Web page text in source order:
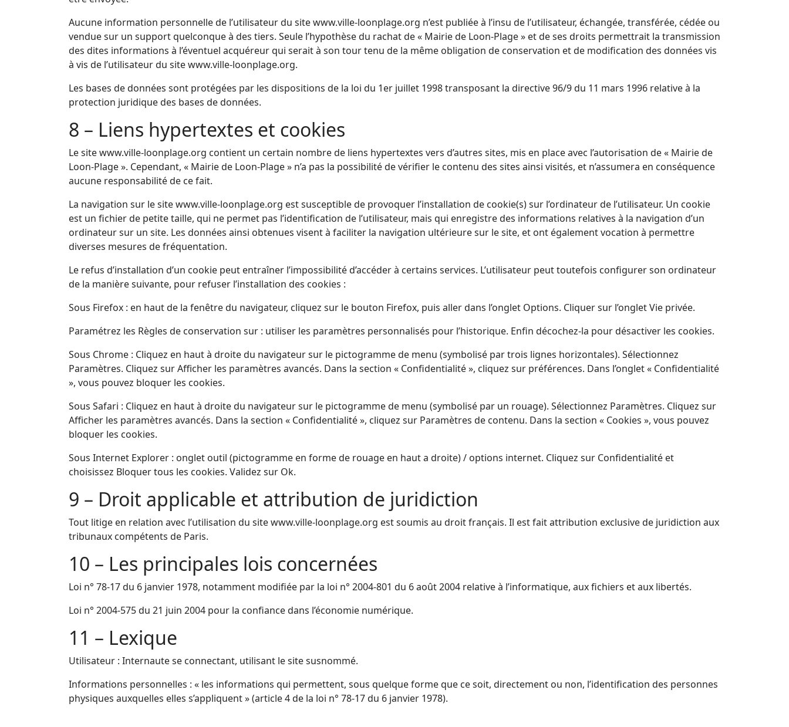
Aucune information personnelle de l’utilisateur du site www.ville-loonplage.org n’est publiée à l’insu de l’utilisateur, échangée, transférée, cédée ou
vendue sur un support quelconque à des tiers. Seule l’hypothèse du rachat de « Mairie de Loon-Plage » et de ses droits permettrait la transmission
des dites informations à l’éventuel acquéreur qui serait à son tour tenu de la même obligation de conservation et de modification des données vis
à vis de l’utilisateur du site www.ville-loonplage.org.
Les bases de données sont protégées par les dispositions de la loi du 1er juillet 1998 transposant la directive 96/9 du 11 mars 1996 relative à la
protection juridique des bases de données.
8 – Liens hypertextes et cookies
Le site www.ville-loonplage.org contient un certain nombre de liens hypertextes vers d’autres sites, mis en place avec l’autorisation de « Mairie de
Loon-Plage ». Cependant, « Mairie de Loon-Plage » n’a pas la possibilité de vérifier le contenu des sites ainsi visités, et n’assumera en conséquence
aucune responsabilité de ce fait.
La navigation sur le site www.ville-loonplage.org est susceptible de provoquer l’installation de cookie(s) sur l’ordinateur de l’utilisateur. Un cookie
est un fichier de petite taille, qui ne permet pas l’identification de l’utilisateur, mais qui enregistre des informations relatives à la navigation d’un
ordinateur sur un site. Les données ainsi obtenues visent à faciliter la navigation ultérieure sur le site, et ont également vocation à permettre
diverses mesures de fréquentation.
Le refus d’installation d’un cookie peut entraîner l’impossibilité d’accéder à certains services. L’utilisateur peut toutefois configurer son ordinateur
de la manière suivante, pour refuser l’installation des cookies :
Sous Firefox : en haut de la fenêtre du navigateur, cliquez sur le bouton Firefox, puis aller dans l’onglet Options. Cliquer sur l’onglet Vie privée.
Paramétrez les Règles de conservation sur : utiliser les paramètres personnalisés pour l’historique. Enfin décochez-la pour désactiver les cookies.
Sous Chrome : Cliquez en haut à droite du navigateur sur le pictogramme de menu (symbolisé par trois lignes horizontales). Sélectionnez
Paramètres. Cliquez sur Afficher les paramètres avancés. Dans la section « Confidentialité », cliquez sur préférences. Dans l’onglet « Confidentialité
», vous pouvez bloquer les cookies.
Sous Safari : Cliquez en haut à droite du navigateur sur le pictogramme de menu (symbolisé par un rouage). Sélectionnez Paramètres. Cliquez sur
Afficher les paramètres avancés. Dans la section « Confidentialité », cliquez sur Paramètres de contenu. Dans la section « Cookies », vous pouvez
bloquer les cookies.
Sous Internet Explorer : onglet outil (pictogramme en forme de rouage en haut a droite) / options internet. Cliquez sur Confidentialité et
choisissez Bloquer tous les cookies. Validez sur Ok.
9 – Droit applicable et attribution de juridiction
Tout litige en relation avec l’utilisation du site www.ville-loonplage.org est soumis au droit français. Il est fait attribution exclusive de juridiction aux
tribunaux compétents de Paris.
10 – Les principales lois concernées
Loi n° 78-17 du 6 janvier 1978, notamment modifiée par la loi n° 2004-801 du 6 août 2004 relative à l’informatique, aux fichiers et aux libertés.
Loi n° 2004-575 du 21 juin 2004 pour la confiance dans l’économie numérique.
11 – Lexique
Utilisateur : Internaute se connectant, utilisant le site susnommé.
Informations personnelles : « les informations qui permettent, sous quelque forme que ce soit, directement ou non, l’identification des personnes
physiques auxquelles elles s’appliquent » (article 4 de la loi n° 78-17 du 6 janvier 1978).